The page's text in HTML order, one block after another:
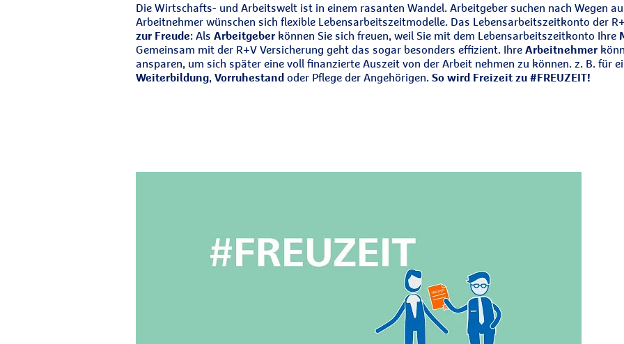
Die Wirtschafts- und Arbeitswelt ist in einem rasanten Wandel. Arbeitgeber suchen nach Wegen
Arbeitnehmer wünschen sich flexible Lebensarbeitszeitmodelle. Das Lebensarbeitszeitkonto der
zur Freude: Als Arbeitgeber können Sie sich freuen, weil Sie mit dem Lebensarbeitszeitkonto Ihre
Gemeinsam mit der R+V Versicherung geht das sogar besonders effizient. Ihre Arbeitnehmer
ansparen, um sich später eine voll finanzierte Auszeit von der Arbeit nehmen zu können. z. B. für
Weiterbildung, Vorruhestand oder Pflege der Angehörigen. So wird Freizeit zu #FREUZEIT!